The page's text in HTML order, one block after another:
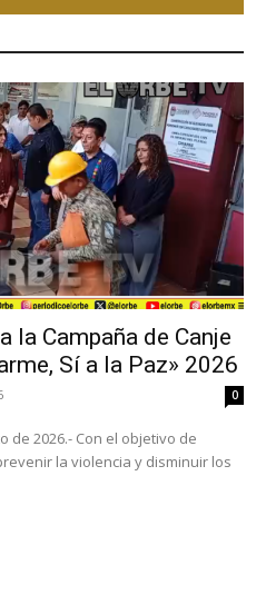
la Campaña de Canje
Sí a la Paz» 2026
0
de 2026.- Con el objetivo de
la violencia y disminuir los